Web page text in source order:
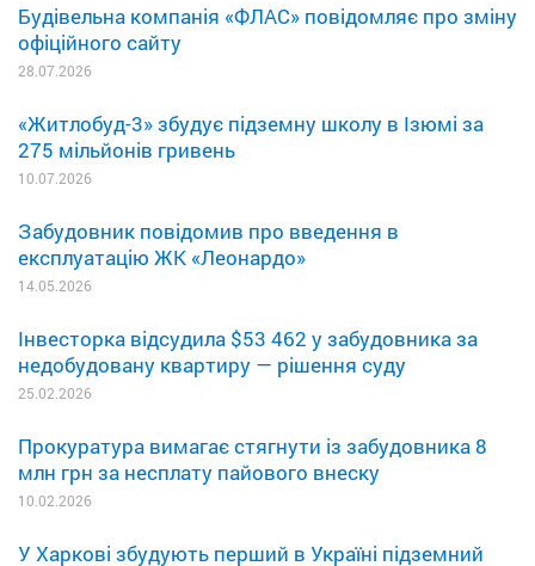
Будівельна компанія «ФЛАС» повідомляє про зміну
офіційного сайту
28.07.2026
«Житлобуд-3» збудує підземну школу в Ізюмі за
275 мільйонів гривень
10.07.2026
Забудовник повідомив про введення в
експлуатацію ЖК «Леонардо»
14.05.2026
Інвесторка відсудила $53 462 у забудовника за
недобудовану квартиру — рішення суду
25.02.2026
Прокуратура вимагає стягнути із забудовника 8
млн грн за несплату пайового внеску
10.02.2026
У Харкові збудують перший в Україні підземний